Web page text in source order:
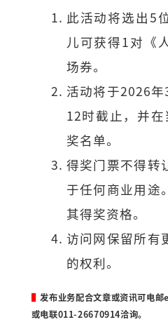
此活动将选出5
儿可获得1对《
场券。
活动将于2026
12时截止，并
奖名单。
得奖门票不得转
于任何商业用途
其得奖资格。
访问网保留所有
的权利。
▌发布业务配合文章或资讯可电邮
或电联011-26670914洽询。